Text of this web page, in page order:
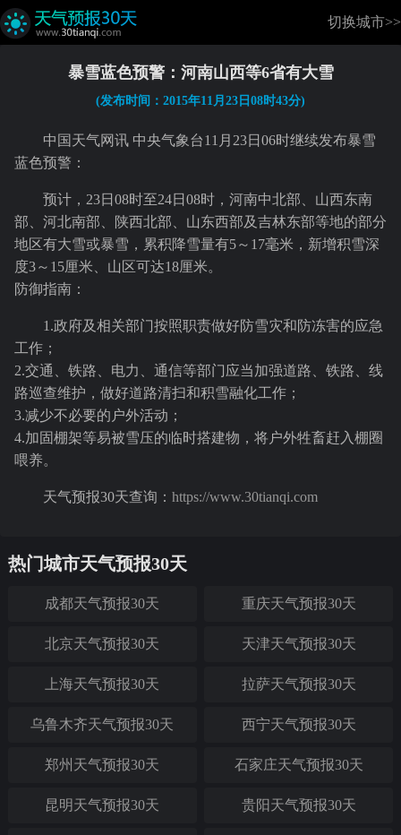
切换城市>>
暴雪蓝色预警：河南山西等6省有大雪
(发布时间：2015年11月23日08时43分)
中国天气网讯 中央气象台11月23日06时继续发布暴雪
蓝色预警：
预计，23日08时至24日08时，河南中北部、山西东南
部、河北南部、陕西北部、山东西部及吉林东部等地的部分
地区有大雪或暴雪，累积降雪量有5～17毫米，新增积雪深
度3～15厘米、山区可达18厘米。
防御指南：
1.政府及相关部门按照职责做好防雪灾和防冻害的应急
工作；
2.交通、铁路、电力、通信等部门应当加强道路、铁路、线
路巡查维护，做好道路清扫和积雪融化工作；
3.减少不必要的户外活动；
4.加固棚架等易被雪压的临时搭建物，将户外牲畜赶入棚圈
喂养。
天气预报30天查询： https://www.30tianqi.com
热门城市天气预报30天
成都天气预报30天 重庆天气预报30天
北京天气预报30天 天津天气预报30天
上海天气预报30天 拉萨天气预报30天
乌鲁木齐天气预报30天 西宁天气预报30天
郑州天气预报30天 石家庄天气预报30天
昆明天气预报30天 贵阳天气预报30天